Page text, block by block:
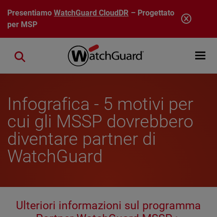
Salta al contenuto principale
PresentiamoWatchGuard CloudDR – Progettato
per MSP
Open
Close search
Infografica - 5 motivi per
cui gli MSSP dovrebbero
diventare partner di
WatchGuard
Ulteriori informazioni sul programma